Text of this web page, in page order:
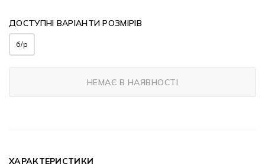
ДОСТУПНІ ВАРІАНТИ РОЗМІРІВ
б/р
НЕМАЄ В НАЯВНОСТІ
ХАРАКТЕРИСТИКИ